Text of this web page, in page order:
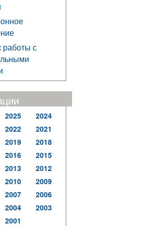
работы с
2025
2024
2022
2021
2019
2018
2016
2015
2013
2012
2010
2009
2007
2006
2004
2003
2001